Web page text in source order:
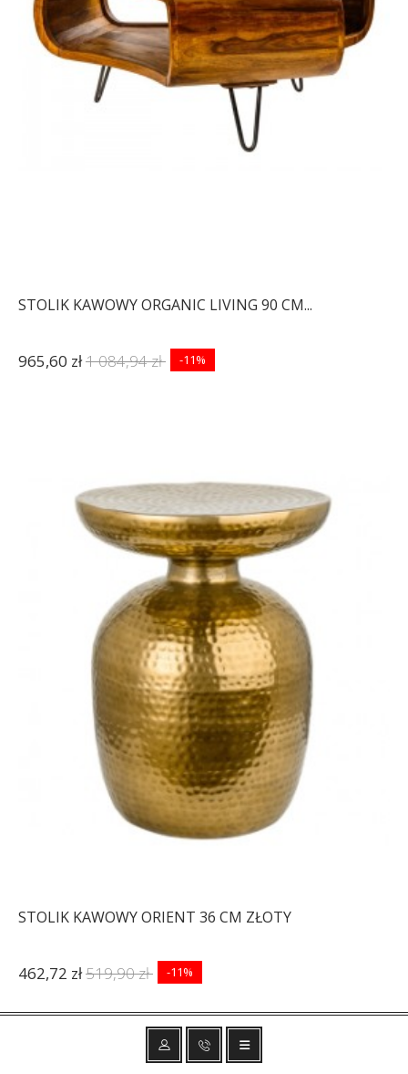
STOLIK KAWOWY ORGANIC LIVING 90 CM...
965,60 zł1 084,94 zł -11%
STOLIK KAWOWY ORIENT 36 CM ZŁOTY
462,72 zł519,90 zł -11%